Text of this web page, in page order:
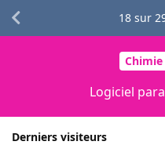
Logiciel
Derniers visiteurs
18 sur